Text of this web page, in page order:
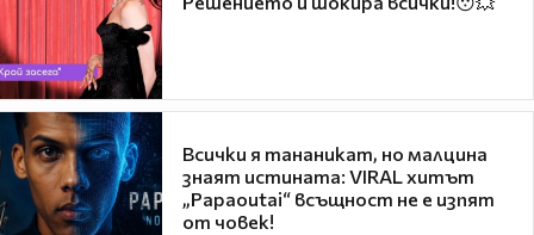
Всички я тананикат, но малцина
знаят истината: VIRAL хитът
„Papaoutai“ всъщност не е изпят
от човек!